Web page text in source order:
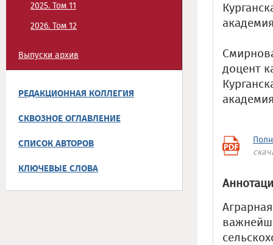
2025. Том 11
2026. Том 12
Выпуски архив
РЕДАКЦИОННАЯ КОЛЛЕГИЯ
СКВОЗНОЕ ОГЛАВЛЕНИЕ
СПИСОК АВТОРОВ
КЛЮЧЕВЫЕ СЛОВА
доцент